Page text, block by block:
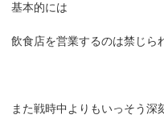
基本的には
飲食店を営業するのは禁じら
また戦時中よりもいっそう深